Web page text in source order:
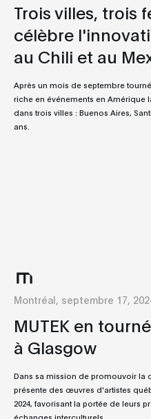
Trois villes, trois
célèbre
au Chili et au
Après un mois de septembre
riche en événements en Amérique
dans trois villes : Buenos Aires,
ans.
Montréal, septembre 17,
MUTEK en
à Glasgow
Dans sa mission de promouvoir la
présente des œuvres d'artistes
2024, favorisant la portée de leurs